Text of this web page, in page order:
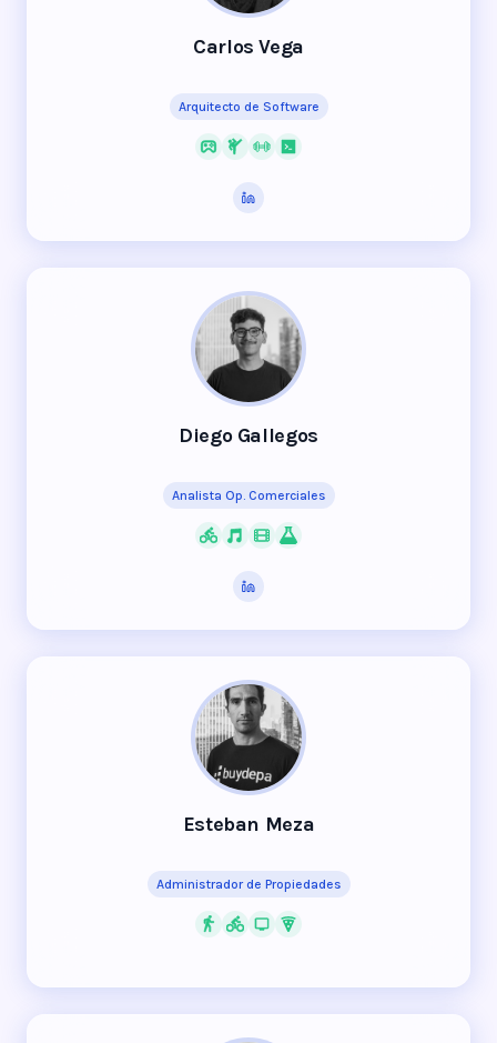
Carlos Vega
Arquitecto de Software
Diego Gallegos
Analista Op. Comerciales
Esteban Meza
Administrador de Propiedades